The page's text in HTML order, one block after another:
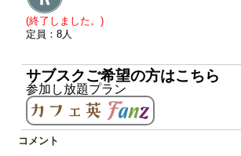
(終了しました。)
定員：8人
サブスクご希望の方はこちら
参加し放題プラン
コメント